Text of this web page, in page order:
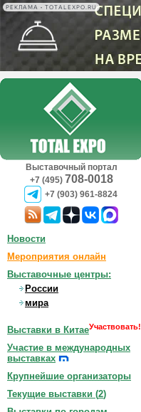
РЕКЛАМА • TOTALEXPO.RU
Выставочный портал
+7 (495) 708-0018
+7 (903) 961-8824
Новости
Мероприятия онлайн
Выставочные центры:
России
мира
Выставки в КитаеУчаствовать!
Участие в международных
выставках
Крупнейшие организаторы
Текущие выставки (2)